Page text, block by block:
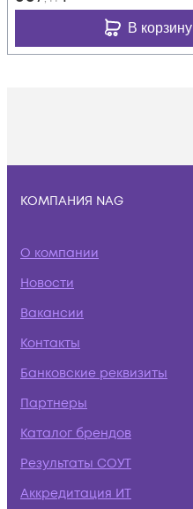
В корзину
КОМПАНИЯ NAG
О компании
Новости
Вакансии
Контакты
Банковские реквизиты
Партнеры
Каталог брендов
Результаты СОУТ
Аккредитация ИТ